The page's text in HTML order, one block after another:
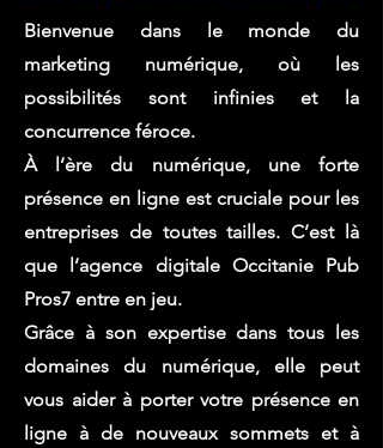
Bienvenue dans le monde du
marketing numérique, où les
possibilités sont infinies et la
concurrence féroce.
À l’ère du numérique, une forte
présence en ligne est cruciale pour les
entreprises de toutes tailles. C’est là
que l’agence digitale Occitanie Pub
Pros7 entre en jeu.
Grâce à son expertise dans tous les
domaines du numérique, elle peut
vous aider à porter votre présence en
ligne à de nouveaux sommets et à